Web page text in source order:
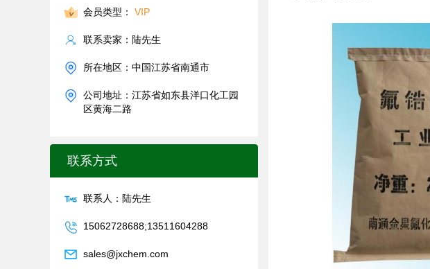
会员类型： VIP
联系卖家：陆先生
所在地区：中国江苏省南通市
公司地址：江苏省如东县洋口化工园
区黄海二路
联系方式
联系人：陆先生
15062728688;13511604288
sales@jxchem.com